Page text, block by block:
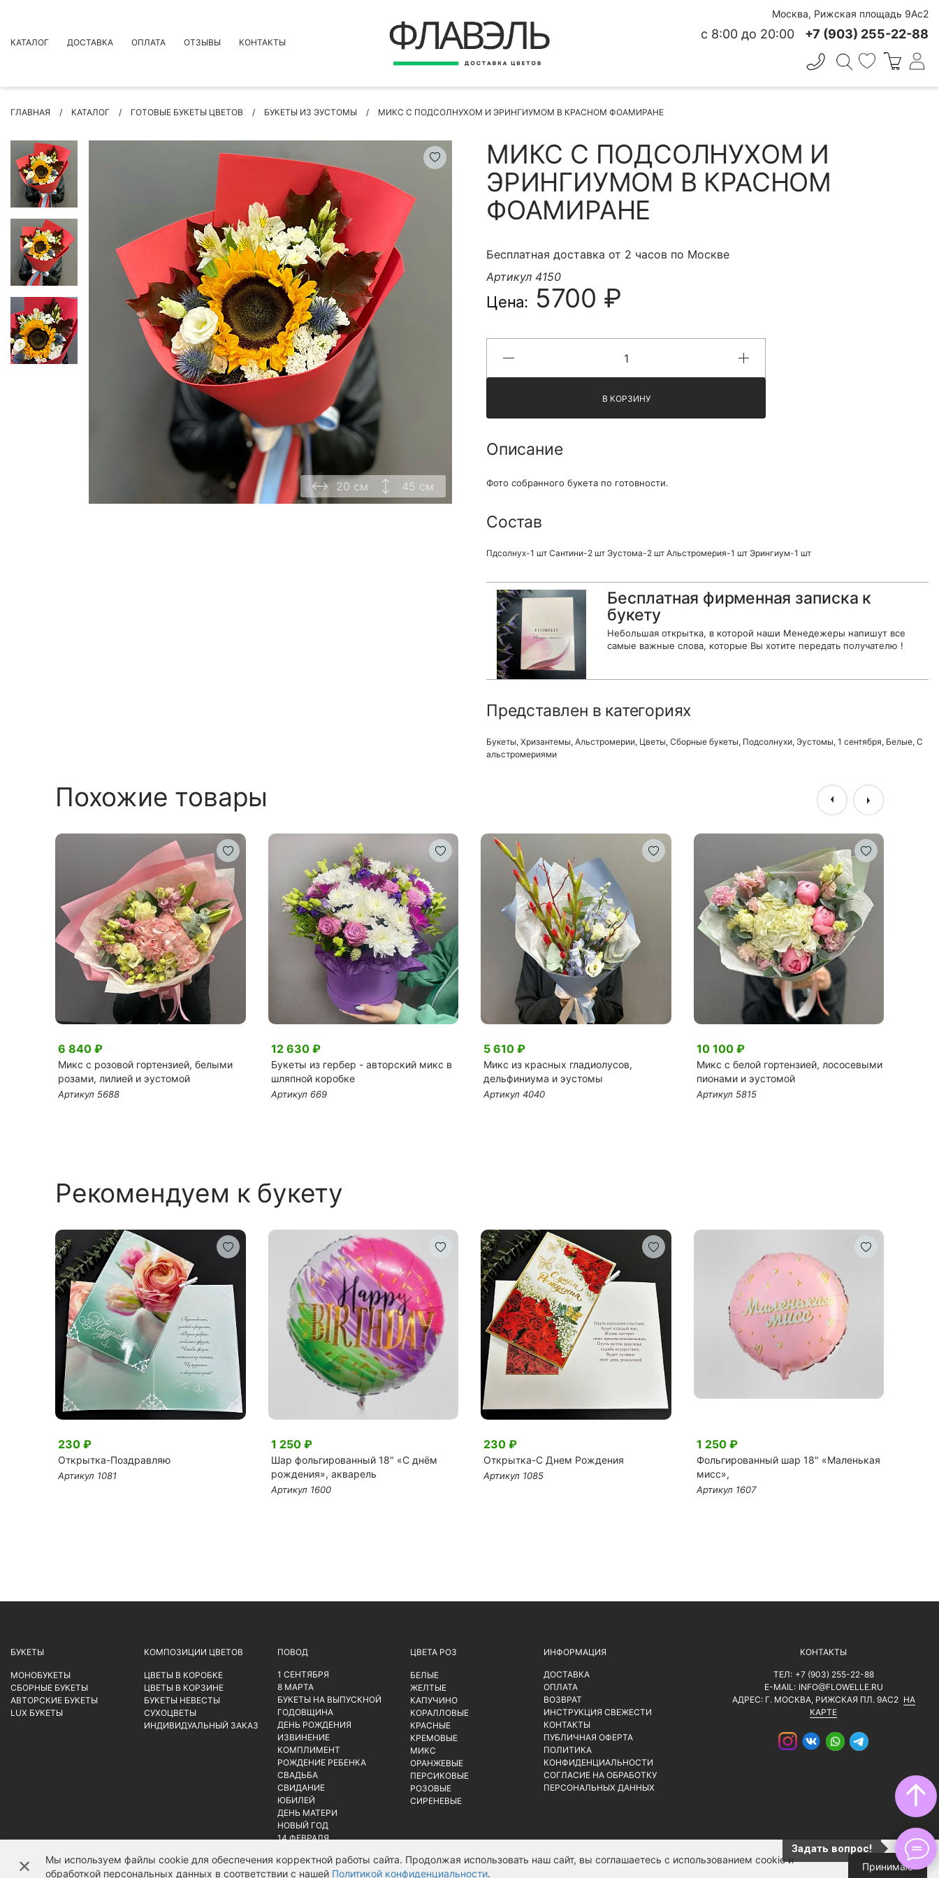
КАТАЛОГ
БУКЕТЫ
ЦВЕТЫ
ПОВОД
РОЗЫ
БУКЕТЫ НЕВЕСТЫ
ПОДАРКИ
КОМПОЗИЦИИ ЦВЕТОВ
СУХОЦВЕТЫ
ИНДИВИДУАЛЬНЫЙ ЗАКАЗ
ЦВЕТЫ ДЛЯ ПОХОРОН
ОПЛАТА
КОНТАКТЫ
ДОСТАВКА ОПЛАТА ОТЗЫВЫ КОНТАКТЫ
Москва, Рижская площадь 9Ас2
с 8:00 до 20:00 +7 (903) 255-22-88
ГЛАВНАЯ КАТАЛОГ ГОТОВЫЕ БУКЕТЫ ЦВЕТОВ БУКЕТЫ ИЗ ЭУСТОМЫ МИКС С ПОДСОЛНУХОМ И ЭРИНГИУМОМ В КРАСНОМ ФОАМИРАНЕ
20 см 45 см
МИКС С ПОДСОЛНУХОМ И
ЭРИНГИУМОМ В КРАСНОМ
ФОАМИРАНЕ
Бесплатная доставка от 2 часов по Москве
Артикул 4150
Цена: 5700 ₽
В КОРЗИНУ
Описание
Фото собранного букета по готовности.
Состав
Пдсолнух-1 шт Сантини-2 шт Эустома-2 шт Альстромерия-1 шт Эрингиум-1 шт
Бесплатная фирменная записка к
букету
Небольшая открытка, в которой наши Менедежеры напишут все
самые важные слова, которые Вы хотите передать получателю !
Представлен в категориях
Букеты, Хризантемы, Альстромерии, Цветы, Сборные букеты, Подсолнухи, Эустомы, 1 сентября, Белые, С
альстромериями
Похожие товары
6 840 ₽
Микс с розовой гортензией, белыми
розами, лилией и эустомой
Артикул 5688
12 630 ₽
Букеты из гербер - авторский микс в
шляпной коробке
Артикул 669
5 610 ₽
Микс из красных гладиолусов,
дельфиниума и эустомы
Артикул 4040
10 100 ₽
Микс с белой гортензией, лососевыми
пионами и эустомой
Артикул 5815
Рекомендуем к букету
230 ₽
Открытка-Поздравляю
Артикул 1081
1 250 ₽
Шар фольгированный 18" «С днём
рождения», акварель
Артикул 1600
230 ₽
Открытка-C Днем Рождения
Артикул 1085
1 250 ₽
Фольгированный шар 18" «Маленькая
мисс»,
Артикул 1607
БУКЕТЫ
МОНОБУКЕТЫ
СБОРНЫЕ БУКЕТЫ
АВТОРСКИЕ БУКЕТЫ
LUX БУКЕТЫ
КОМПОЗИЦИИ ЦВЕТОВ
ЦВЕТЫ В КОРОБКЕ
ЦВЕТЫ В КОРЗИНЕ
БУКЕТЫ НЕВЕСТЫ
СУХОЦВЕТЫ
ИНДИВИДУАЛЬНЫЙ ЗАКАЗ
ПОВОД
1 СЕНТЯБРЯ
8 МАРТА
БУКЕТЫ НА ВЫПУСКНОЙ
ГОДОВЩИНА
ДЕНЬ РОЖДЕНИЯ
ИЗВИНЕНИЕ
КОМПЛИМЕНТ
РОЖДЕНИЕ РЕБЕНКА
СВАДЬБА
СВИДАНИЕ
ЮБИЛЕЙ
ДЕНЬ МАТЕРИ
НОВЫЙ ГОД
14 ФЕВРАЛЯ
ЦВЕТА РОЗ
БЕЛЫЕ
ЖЕЛТЫЕ
КАПУЧИНО
КОРАЛЛОВЫЕ
КРАСНЫЕ
КРЕМОВЫЕ
МИКС
ОРАНЖЕВЫЕ
ПЕРСИКОВЫЕ
РОЗОВЫЕ
СИРЕНЕВЫЕ
ИНФОРМАЦИЯ
ДОСТАВКА
ОПЛАТА
ВОЗВРАТ
ИНСТРУКЦИЯ СВЕЖЕСТИ
КОНТАКТЫ
ПУБЛИЧНАЯ ОФЕРТА
ПОЛИТИКА
КОНФИДЕНЦИАЛЬНОСТИ
СОГЛАСИЕ НА ОБРАБОТКУ
ПЕРСОНАЛЬНЫХ ДАННЫХ
КОНТАКТЫ
ТЕЛ: +7 (903) 255-22-88
E-MAIL: INFO@FLOWELLE.RU
АДРЕС: Г. МОСКВА, РИЖСКАЯ ПЛ. 9АС2 НА
КАРТЕ
↑
Задать вопрос!
ВЕРНУТЬСЯ
Быстрая покупка
КОНТАКТНЫЕ ДАННЫЕ
БЫСТРАЯ ПОКУПКА
Я принимаю Политику конфиденциальности и
продаем ваши данные и храним их в безопасности
✕
Мы используем файлы cookie для обеспечения корректной работы сайта. Продолжая использовать наш сайт, вы соглашаетесь с использованием cookie и
обработкой персональных данных в соответствии с нашей Политикой конфиденциальности.
Принимаю